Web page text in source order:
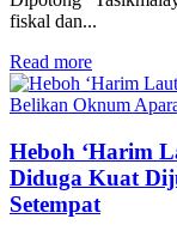
fiskal dan...
Read more
Heboh ‘Harim
Diduga Kuat
Setempat